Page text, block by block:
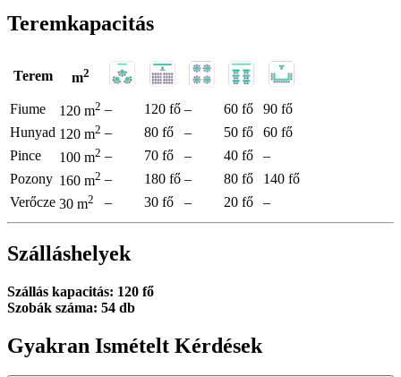
Teremkapacitás
Terem m2
Fiume 120 m2 – 120 fő – 60 fő
90 fő
Hunyad 120 m2 – 80 fő – 50 fő
60 fő
Pince
100 m2 – 70 fő – 40 fő
–
Pozony 160 m2 – 180 fő – 80 fő
140 fő
Verőcze 30 m2 – 30 fő – 20 fő –
Szálláshelyek
Szállás kapacitás: 120 fő
Szobák száma: 54 db
Gyakran Ismételt Kérdések